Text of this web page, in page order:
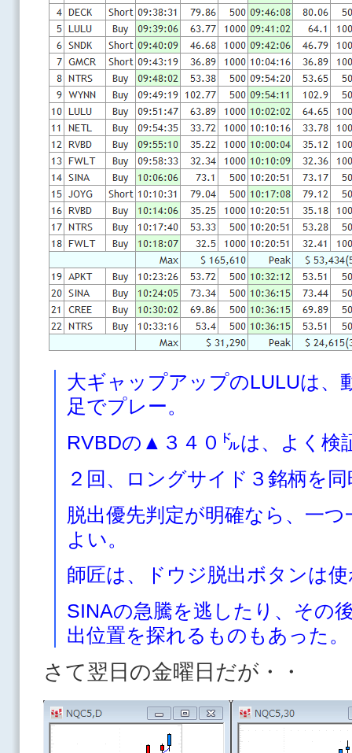
大ギャップアップのLULUは、
足でプレー。
RVBDの▲３４０㌦は、よく検
２回、ロングサイド３銘柄を
脱出優先判定が明確なら、一
よい。
師匠は、ドウジ脱出ボタンは
SINAの急騰を逃したり、その
出位置を探れるものもあった。
さて翌日の金曜日だが・・